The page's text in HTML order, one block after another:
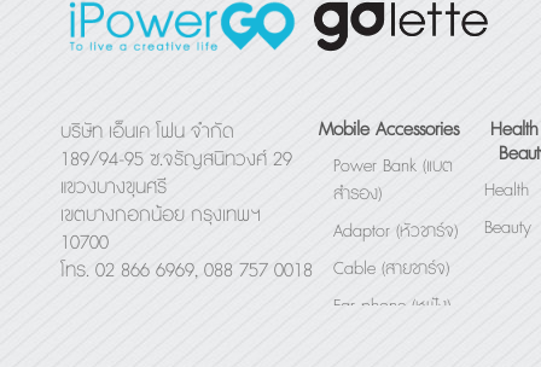
บริษัท เอ็นเค โฟน จำกัด
189/94-95 ซ.จรัญสนิทวงศ์ 29
แขวงบางขุนศรี
เขตบางกอกน้อย กรุงเทพฯ
10700
โทร. 02 866 6969, 088 757 0018
Mobile Accessories
Power Bank (แบต
สำรอง)
Adaptor (หัวชาร์จ)
Cable (สายชาร์จ)
Ear phone (หูฟัง)
Health
Beauty